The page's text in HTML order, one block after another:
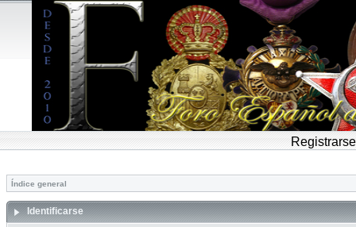
Registrarse
Índice general
Identificarse